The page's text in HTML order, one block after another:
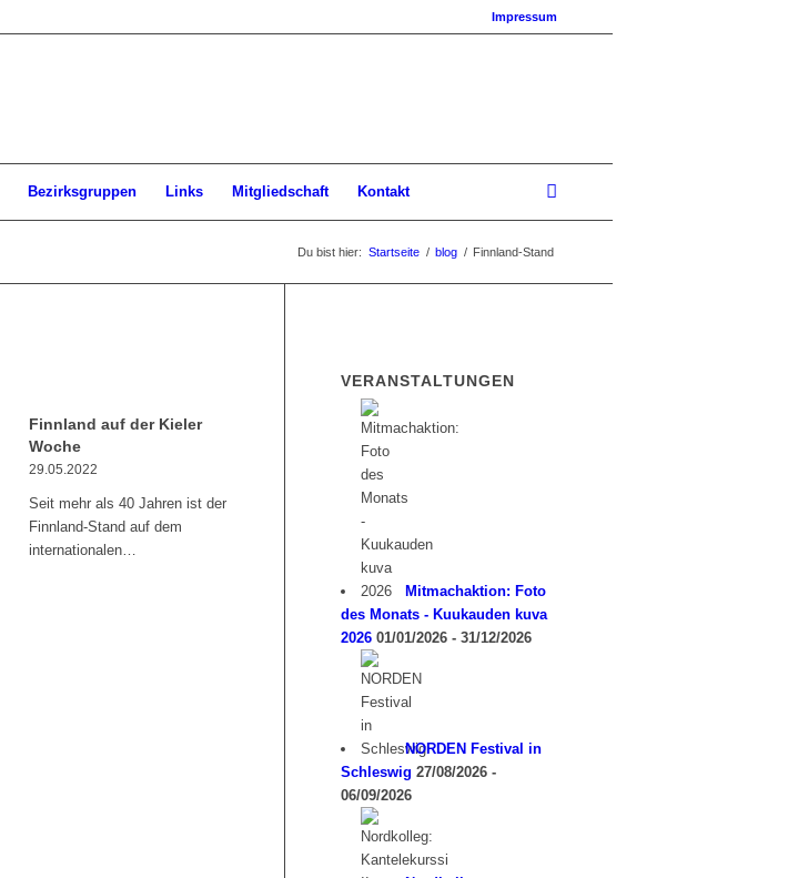
Impressum
Bezirksgruppen Links Mitgliedschaft Kontakt
Du bist hier: Startseite / blog / Finnland-Stand
Finnland auf der Kieler
Woche
29.05.2022
Seit mehr als 40 Jahren ist der
Finnland-Stand auf dem
internationalen…
VERANSTALTUNGEN
Mitmachaktion: Foto
des Monats - Kuukauden kuva
2026 01/01/2026 - 31/12/2026
NORDEN Festival in
Schleswig 27/08/2026 -
06/09/2026